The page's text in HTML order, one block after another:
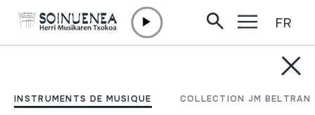
INSTRUMENTS DE MUSIQUE COLLECTION JM BELTRAN
FR
Collection d'instruments